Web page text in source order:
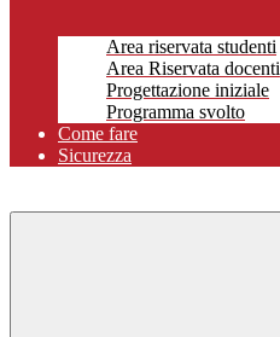
Area riservata studenti
Area Riservata docenti
Progettazione iniziale
Programma svolto
Come fare
Sicurezza